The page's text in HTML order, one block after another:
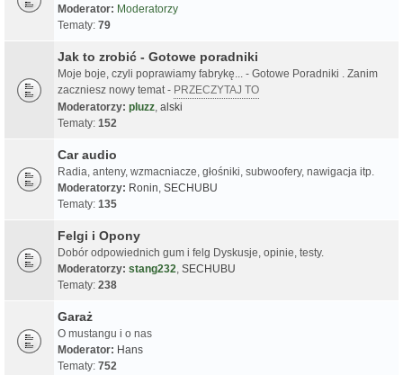
Moderator: Moderatorzy
Tematy: 79
Jak to zrobić - Gotowe poradniki
Moje boje, czyli poprawiamy fabrykę... - Gotowe Poradniki . Zanim
zaczniesz nowy temat - PRZECZYTAJ TO
Moderatorzy: pluzz, alski
Tematy: 152
Car audio
Radia, anteny, wzmacniacze, głośniki, subwoofery, nawigacja itp.
Moderatorzy: Ronin, SECHUBU
Tematy: 135
Felgi i Opony
Dobór odpowiednich gum i felg Dyskusje, opinie, testy.
Moderatorzy: stang232, SECHUBU
Tematy: 238
Garaż
O mustangu i o nas
Moderator: Hans
Tematy: 752